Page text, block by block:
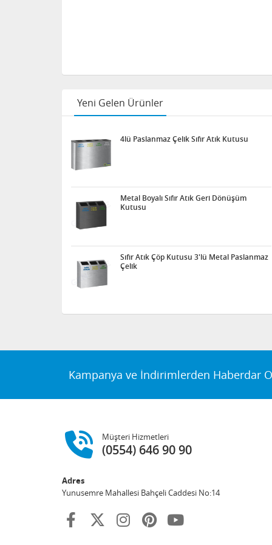
Yeni Gelen Ürünler
4lü Paslanmaz Çelik Sıfır Atık Kutusu
Metal Boyalı Sıfır Atık Geri Dönüşüm
Kutusu
Sıfır Atık Çöp Kutusu 3'lü Metal Paslanmaz
Çelik
Kampanya ve İndirimlerden Haberdar
Müşteri Hizmetleri
(0554) 646 90 90
Adres
Yunusemre Mahallesi Bahçeli Caddesi No:14